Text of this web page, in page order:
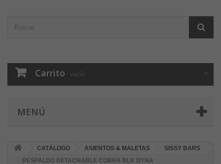
Carrito vacío
MENÚ
CATÁLOGO ASIENTOS & MALETAS
SISSY BARS
RESPALDO DETACHABLE COBRA BLK DYNA